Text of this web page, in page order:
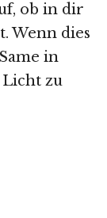
ob in dir
Wenn dies
in
Licht zu